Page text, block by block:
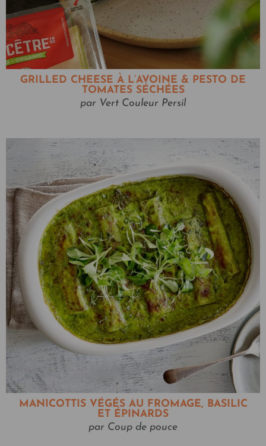
GRILLED CHEESE À L’AVOINE & PESTO DE
TOMATES SÉCHÉES
par Vert Couleur Persil
MANICOTTIS VÉGÉS AU FROMAGE, BASILIC
ET ÉPINARDS
par Coup de pouce